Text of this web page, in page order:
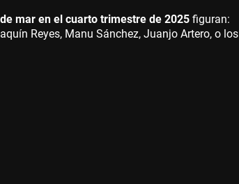
mar en el cuarto trimestre de 2025 figuran:
Reyes, Manu Sánchez, Juanjo Artero, o los